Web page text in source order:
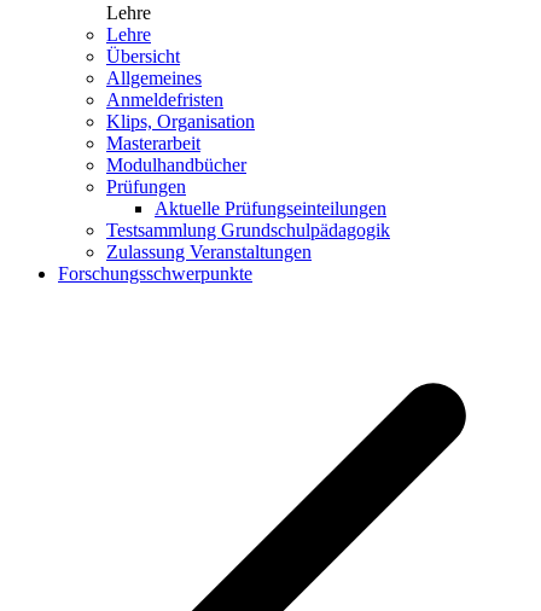
Lehre
Lehre
Übersicht
Allgemeines
Anmeldefristen
Klips, Organisation
Masterarbeit
Modulhandbücher
Prüfungen
Aktuelle Prüfungseinteilungen
Testsammlung Grundschulpädagogik
Zulassung Veranstaltungen
Forschungsschwerpunkte